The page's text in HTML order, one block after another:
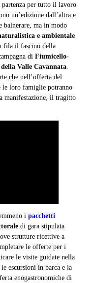
partenza per tutto il lavoro
un’edizione dall’altra e
balnerare, ma in modo
e ambientale
fila il fascino della
diFiumicello-
Valle Cavannata.
che nell’offerta del
le loro famiglie potranno
manifestazione, il tragitto
ipacchetti
di gara stipulata
strutture ricettive a
le offerte per i
le visite guidate nella
, le escursioni in barca e la
enogastronomiche di